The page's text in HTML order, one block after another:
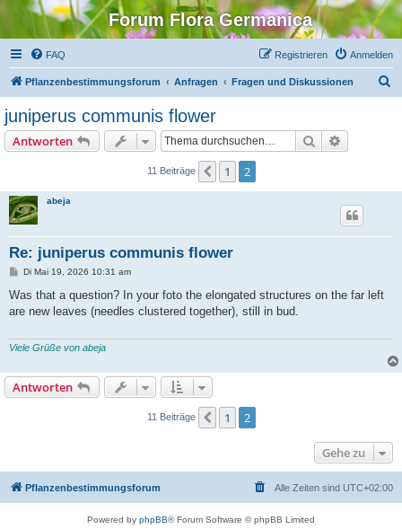
Forum Flora Germanica
FAQ Anmelden
Registrieren
Pflanzenbestimmungsforum Anfragen Fragen und Diskussionen
juniperus communis flower
Antworten Suche
11 Beiträge Vorherige
1 2
abeja
Re: juniperus communis flower
B
i
r
Di Mai 19, 2026 10:31 am
Was that a question? In your foto the elongated structures on the far left
are new leaves (needles clustered together), still in bud.
Viele Grüße von abeja
Antworten
11 Beiträge Vorherige
1 2
Gehe zu
Pflanzenbestimmungsforum Alle Zeiten sind UTC+02:00
Powered by phpBB® Forum Software © phpBB Limited